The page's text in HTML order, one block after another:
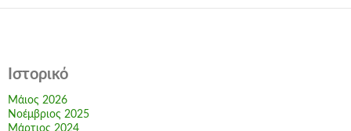
Ιστορικό
Μάιος 2026
Νοέμβριος 2025
Μάρτιος 2024